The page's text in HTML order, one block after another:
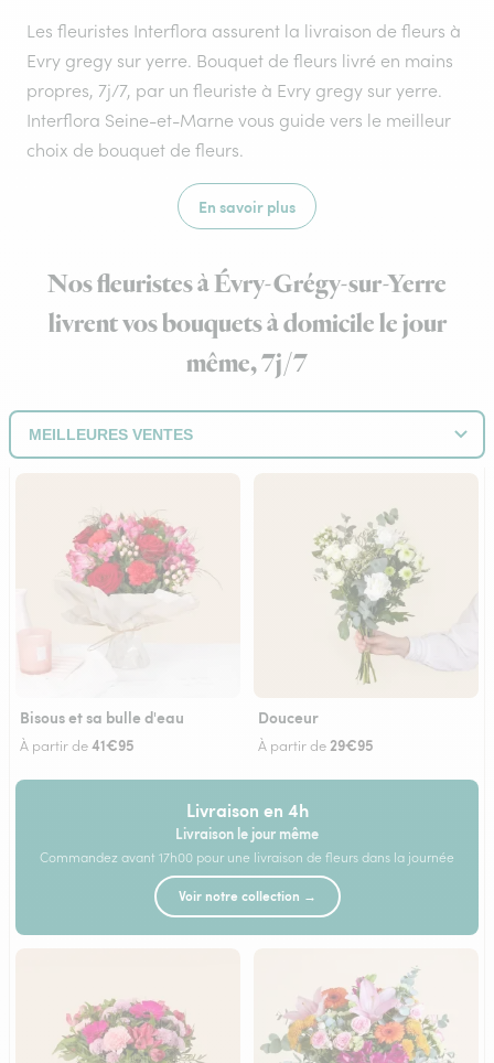
Les fleuristes Interflora assurent la livraison de fleurs à
Evry gregy sur yerre. Bouquet de fleurs livré en mains
propres, 7j/7, par un fleuriste à Evry gregy sur yerre.
Interflora Seine-et-Marne vous guide vers le meilleur
choix de bouquet de fleurs.
En savoir plus
Nos fleuristes à Évry-Grégy-sur-Yerre
livrent vos bouquets à domicile le jour
même, 7j/7
Bisous et sa bulle d'eau
À partir de41€95
Douceur
À partir de29€95
Livraison en 4h
Livraison le jour même
Commandez avant 17h00 pour une livraison de fleurs dans la journée
Voir notre collection →